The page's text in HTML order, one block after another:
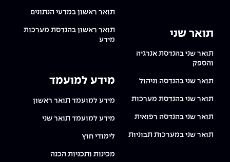
תואר שני
תואר שני בהנדסת אנרגיה
והספק
תואר שני בהנדסה וניהול
תואר שני בהנדסת מערכות
תואר שני בהנדסה רפואית
תואר שני במערכות תבוניות
תואר ראשון במדעי הנתונים
תואר ראשון בהנדסת מערכות
מידע
מידע למועמד
מידע למועמד תואר ראשון
מידע למועמד תואר שני
לימודי חוץ
מכינות ותכניות הכנה